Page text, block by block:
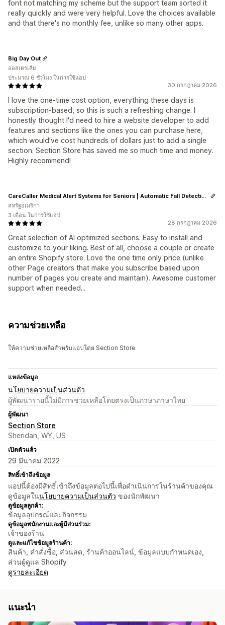
font not matching my scheme but the support team sorted it
really quickly and were very helpful. Love the choices available
and that there's no monthly fee, unlike so many other apps.
30 กรกฎาคม 2026
I love the one-time cost option, everything these days is
subscription-based, so this is such a refreshing change. I
honestly thought I'd need to hire a website developer to add
features and sections like the ones you can purchase here,
which would've cost hundreds of dollars just to add a single
section. Section Store has saved me so much time and money.
Highly recommend!
Big Day Out
ออสเตรเลีย
ประมาณ 6 ชั่วโมง ในการใช้แอป
28 กรกฎาคม 2026
Great selection of AI optimized sections. Easy to install and
customize to your liking. Best of all, choose a couple or create
an entire Shopify store. Love the one time only price (unlike
other Page creators that make you subscribe based upon
number of pages you create and maintain). Awesome customer
support when needed...
CareCaller Medical Alert Systems for Seniors | Automatic Fall Detection & GPS Tracking
สหรัฐอเมริกา
3 เดือน ในการใช้แอป
ความช่วยเหลือ
ให้ความช่วยเหลือสำหรับแอปโดย Section Store
แหล่งข้อมูล
นโยบายความเป็นส่วนตัว
ผู้พัฒนารายนี้ไม่มีการช่วยเหลือโดยตรงเป็นภาษาภาษาไทย
ผู้พัฒนา
Section Store
Sheridan, WY, US
เปิดตัวแล้ว
29 มีนาคม 2022
สิทธิ์เข้าถึงข้อมูล
แอปนี้ต้องมีสิทธิ์เข้าถึงข้อมูลต่อไปนี้เพื่อดำเนินการในร้านค้าของคุณ
ดูข้อมูลในนโยบายความเป็นส่วนตัว ของนักพัฒนา
ดูข้อมูลลูกค้า:
ข้อมูลอุปกรณ์และกิจกรรม
ดูข้อมูลพนักงานและผู้มีส่วนร่วม:
เจ้าของร้าน
ดูและแก้ไขข้อมูลร้านค้า:
สินค้า, คำสั่งซื้อ, ส่วนลด, ร้านค้าออนไลน์, ข้อมูลแบบกำหนดเอง,
ส่วนผู้ดูแล Shopify
ดูรายละเอียด
แนะนำ